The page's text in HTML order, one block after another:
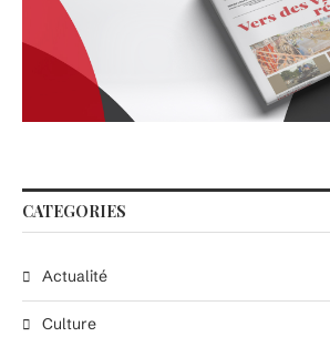
CATEGORIES
Actualité
Culture